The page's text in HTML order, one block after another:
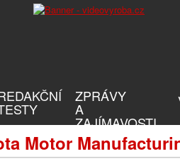
ZPRÁVY
A
ZAJÍMAVOSTI
Motor